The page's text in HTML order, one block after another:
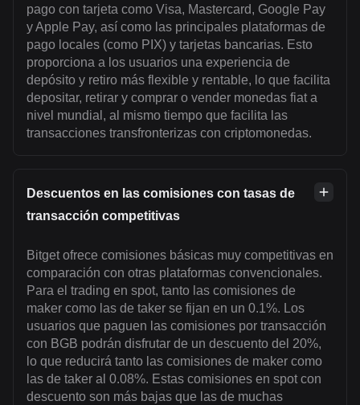
pago con tarjeta como Visa, Mastercard, Google Pay
y Apple Pay, así como las principales plataformas de
pago locales (como PIX) y tarjetas bancarias. Esto
proporciona a los usuarios una experiencia de
depósito y retiro más flexible y rentable, lo que facilita
depositar, retirar y comprar o vender monedas fiat a
nivel mundial, al mismo tiempo que facilita las
transacciones transfronterizas con criptomonedas.
Descuentos en las comisiones con tasas de
transacción competitivas
Bitget ofrece comisiones básicas muy competitivas en
comparación con otras plataformas convencionales.
Para el trading en spot, tanto las comisiones de
maker como las de taker se fijan en un 0.1%. Los
usuarios que paguen las comisiones por transacción
con BGB podrán disfrutar de un descuento del 20%,
lo que reducirá tanto las comisiones de maker como
las de taker al 0.08%. Estas comisiones en spot con
descuento son más bajas que las de muchas